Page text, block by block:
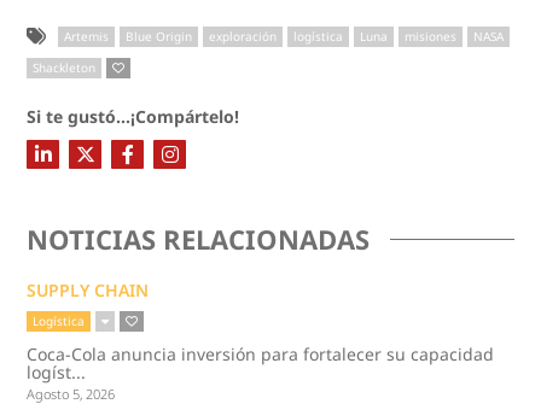
Artemis Blue Origin exploración logística Luna misiones
NASA
Shackleton
Si te gustó...¡Compártelo!
NOTICIAS RELACIONADAS
SUPPLY CHAIN
Logística
Coca-Cola anuncia inversión para fortalecer su capacidad
logíst...
Agosto 5, 2026